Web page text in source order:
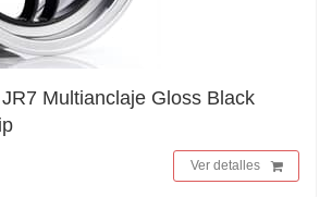
Multianclaje Gloss Black
Ver detalles